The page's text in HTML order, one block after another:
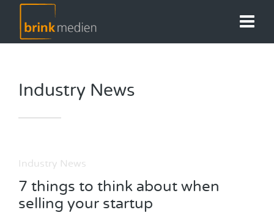
Industry News
Industry News
7 things to think about when
selling your startup